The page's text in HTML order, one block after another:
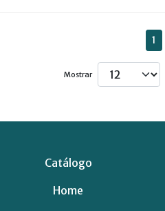
1
Mostrar
Catálogo
Home